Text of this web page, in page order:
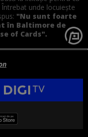
unde locuiește
"Nu sunt foarte
în Baltimore de
of Cards".